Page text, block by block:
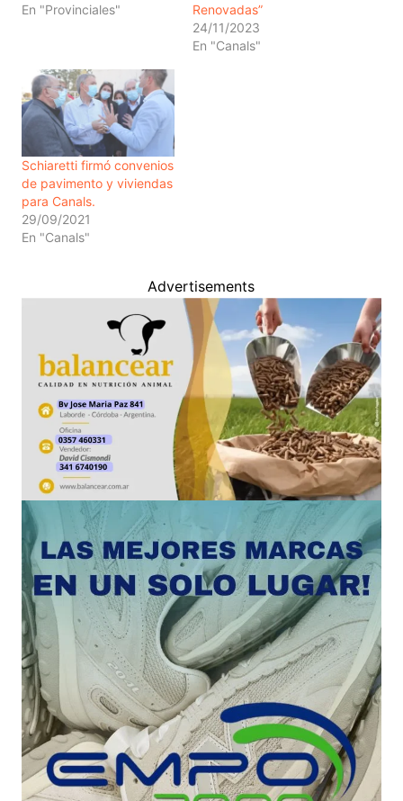
En "Provinciales"
Renovadas”
24/11/2023
En "Canals"
Schiaretti firmó convenios
de pavimento y viviendas
para Canals.
29/09/2021
En "Canals"
Advertisements